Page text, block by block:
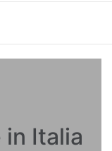
Italia